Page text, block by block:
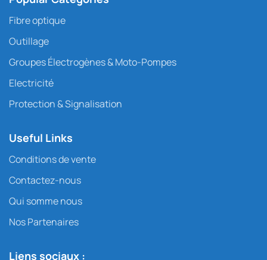
Fibre optique
Outillage
Groupes Électrogènes & Moto-Pompes
Electricité
Protection & Signalisation
Useful Links
Conditions de vente
Contactez-nous
Qui somme nous
Nos Partenaires
Liens sociaux :